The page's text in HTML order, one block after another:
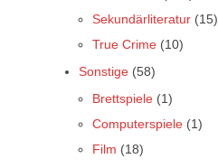
Sekundärliteratur (15)
True Crime (10)
Sonstige (58)
Brettspiele (1)
Computerspiele (1)
Film (18)